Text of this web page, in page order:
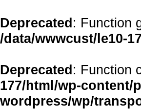
Deprecated: Function
/data/wwwcust/le10-
Deprecated: Function
177/html/wp-
wordpress/wp/